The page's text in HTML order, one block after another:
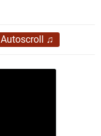
Autoscroll ♫